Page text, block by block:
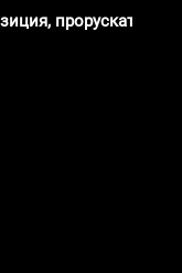
проруската и